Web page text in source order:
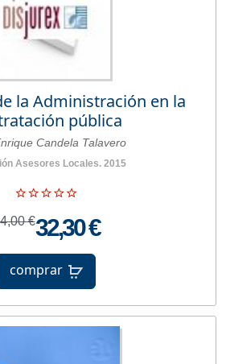
la Administración en la
pública
Candela Talavero
Asesores Locales. 2015
€32,30 €
comprar